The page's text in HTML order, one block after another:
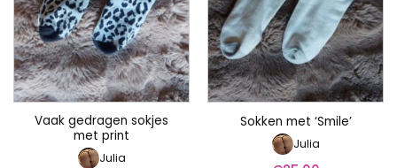
Vaak gedragen sokjes
met print
Julia
Sokken met ‘Smile’
Julia